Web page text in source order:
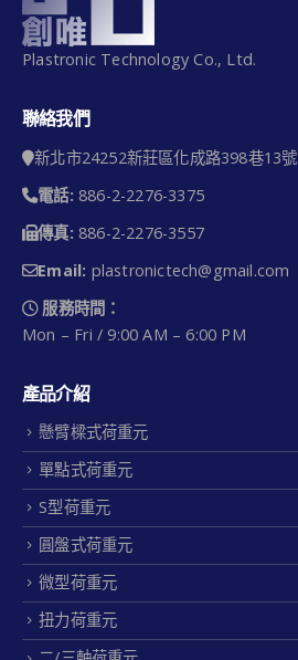
Plastronic Technology Co., Ltd.
聯絡我們
新北市24252新莊區化成路398巷13號
電話: 886-2-2276-3375
傳真: 886-2-2276-3557
Email: plastronictech@gmail.com
服務時間：
Mon – Fri / 9:00 AM – 6:00 PM
產品介紹
懸臂樑式荷重元
單點式荷重元
S型荷重元
圓盤式荷重元
微型荷重元
扭力荷重元